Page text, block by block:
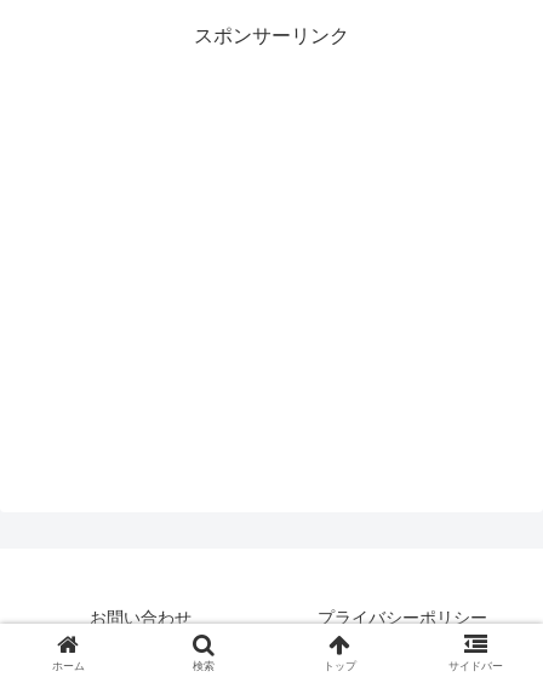
スポンサーリンク
お問い合わせ
プライバシーポリシー
© 2019 はいえんどとぴっくす.
ホーム 検索 トップ サイドバー